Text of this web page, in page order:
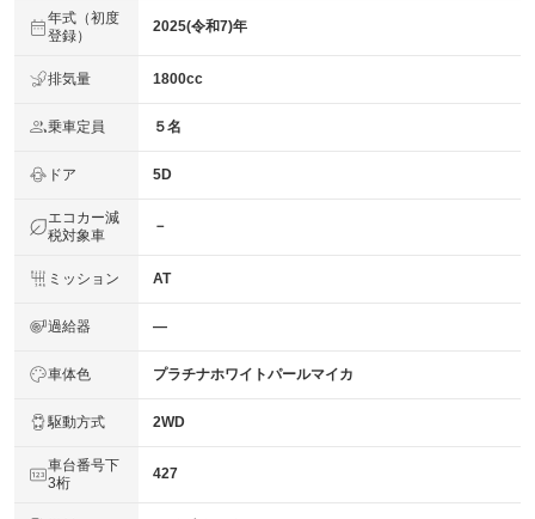
年式（初度
登録）
2025(令和7)年
排気量 1800cc
乗車定員 ５名
ドア 5D
エコカー減
税対象車
－
ミッション AT
過給器 ―
車体色 プラチナホワイトパールマイカ
駆動方式 2WD
車台番号下
3桁
427